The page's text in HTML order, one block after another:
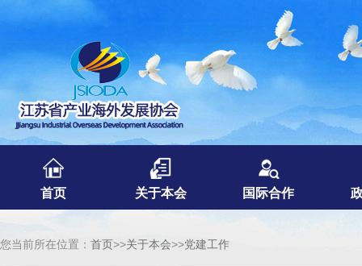
首页 关于本会 国际合作
您当前所在位置： 首页>>关于本会>>党建工作